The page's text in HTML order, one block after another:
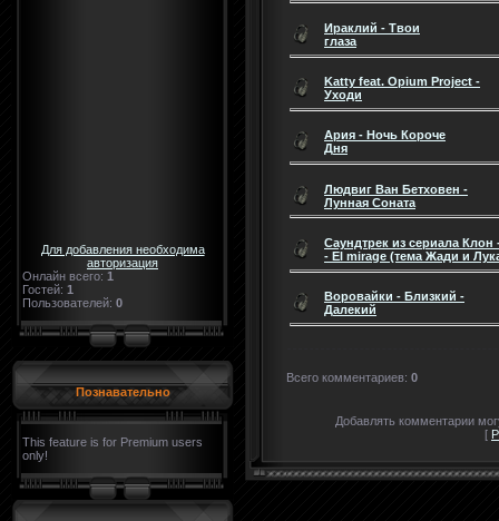
Для добавления необходима
авторизация
Онлайн всего: 1
Гостей: 1
Пользователей: 0
Познавательно
This feature is for Premium users
only!
Ираклий - Твои
глаза
Katty feat. Opium Project -
Уходи
Ария - Ночь Короче
Дня
Людвиг Ван Бетховен -
Лунная Соната
Саундтрек из сериала Клон
- El mirage (тема Жади и
Воровайки - Близкий -
Далекий
Всего комментариев: 0
Добавлять комментарии
[